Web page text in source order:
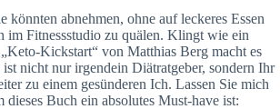
könnten abnehmen, ohne auf leckeres Essen
im Fitnessstudio zu quälen. Klingt wie ein
Kickstart“ von Matthias Berg macht es
nicht nur irgendein Diätratgeber, sondern Ihr
zu einem gesünderen Ich. Lassen Sie mich
dieses Buch ein absolutes Must-have ist: